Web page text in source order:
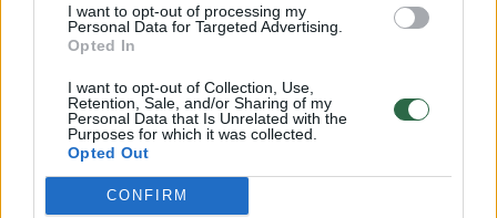
I want to opt-out of processing my
Personal Data for Targeted Advertising.
Opted In
I want to opt-out of Collection, Use,
Retention, Sale, and/or Sharing of my
Personal Data that Is Unrelated with the
Purposes for which it was collected.
Opted Out
CONFIRM